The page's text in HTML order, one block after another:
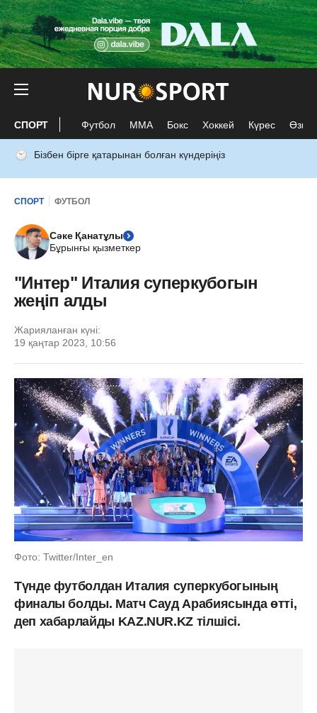
СПОРТ Футбол ММА Бокс Хоккей Күрес Өзге
Бізбен бірге қатарынан болған күндеріңіз
СПОРТ ФУТБОЛ
Сәке Қанатұлы
Бұрынғы қызметкер
"Интер" Италия суперкубогын
жеңіп алды
Жарияланған күні:
19 қаңтар 2023, 10:56
Фото: Twitter/Inter_en
Түнде футболдан Италия суперкубогының
финалы болды. Матч Сауд Арабиясында өтті,
деп хабарлайды KAZ.NUR.KZ тілшісі.